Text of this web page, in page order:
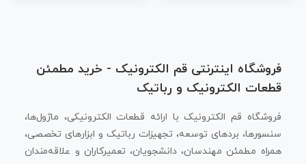
فروشگاه اینترنتی قم الکترونیک - خرید مطمئن
قطعات الکترونیک و رباتیک
فروشگاه قم الکترونیک با ارائه قطعات الکترونیکی، ماژول‌ها،
سنسورها، بردهای توسعه، تجهیزات رباتیک و ابزارهای تخصصی،
همراه مطمئن مهندسان، دانشجویان، تعمیرکاران و علاقه‌مندان